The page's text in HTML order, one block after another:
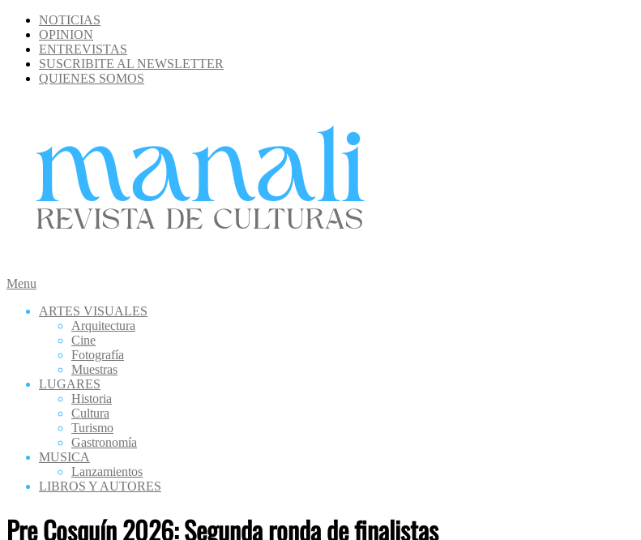
Skip
content
NOTICIAS
OPINION
ENTREVISTAS
SUSCRIBITE AL NEWSLETTER
QUIENES SOMOS
MANALI
Secondary
Menu
Menu
ARTES VISUALES
Arquitectura
Cine
Fotografía
Muestras
LUGARES
Historia
Cultura
Turismo
Gastronomía
MUSICA
Lanzamientos
LIBROS Y AUTORES
Pre Cosquín 2026: Segunda ronda de finalistas